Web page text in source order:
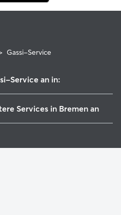
Gassi-Service
Service an in:
Services in Bremen an